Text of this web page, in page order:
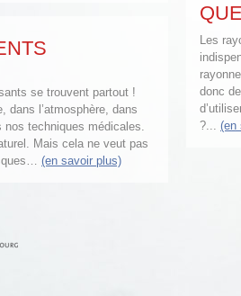
se trouvent partout !
dans l’atmosphère, dans
techniques médicales.
Mais cela ne veut pas
(en savoir plus)
Les
donc
?... (en